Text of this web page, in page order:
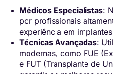
Médicos Especialistas:
por profissionais
experiência em
Técnicas Avançadas:
modernas, como FUE
e FUT (Transplante de